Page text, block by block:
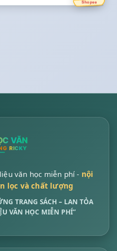
Shopee
văn học miễn phí - nội
lọc và chất lượng
TRANG SÁCH – LAN TỎA
VĂN HỌC MIỄN PHÍ”